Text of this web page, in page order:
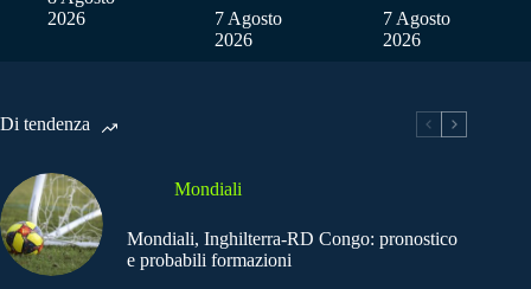
2026
7 Agosto
2026
7 Agosto
2026
Di tendenza
Mondiali
Mondiali, Inghilterra-RD Congo: pronostico
e probabili formazioni